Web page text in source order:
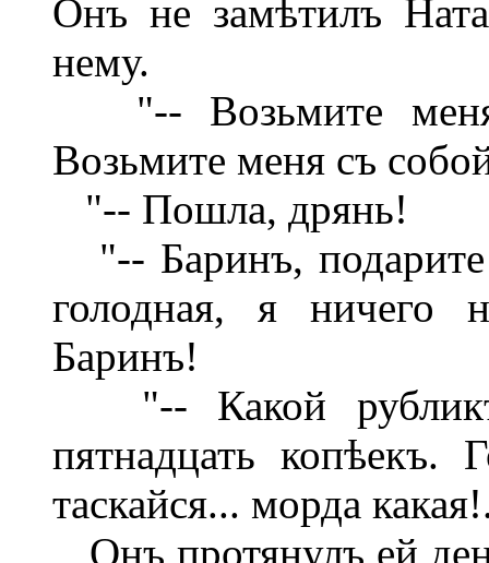
Онъ не замѣтилъ
нему.
"-- Возьмите
Возьмите меня съ
"-- Пошла, дрянь!
"-- Баринъ,
голодная, я ничего
Баринъ!
"-- Какой
пятнадцать копѣекъ.
таскайся... морда
Онъ протянулъ ей